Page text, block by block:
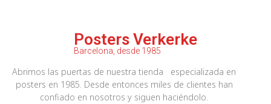
Posters Verkerke
Barcelona, desde 1985
Abrimos las puertas de nuestra tienda especializada en
posters en 1985. Desde entonces miles de clientes han
confiado en nosotros y siguen haciéndolo.